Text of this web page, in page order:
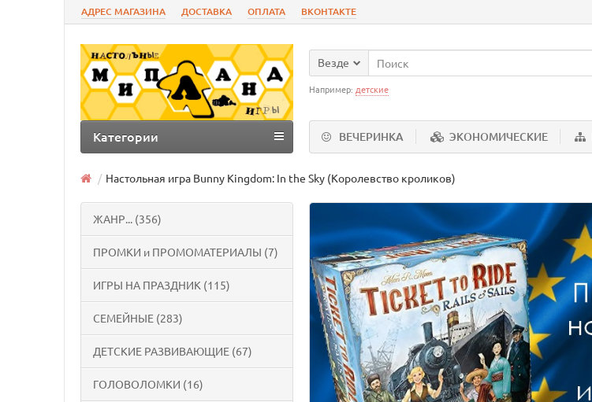
АДРЕС МАГАЗИНА ДОСТАВКА ОПЛАТА ВКОНТАКТЕ
Везде
Например: детские
ВЕЧЕРИНКА ЭКОНОМИЧЕСКИЕ
Категории
Настольная игра Bunny Kingdom: In the Sky (Королевство кроликов)
ЖАНР... (356)
ПРОМКИ и ПРОМОМАТЕРИАЛЫ (7)
ИГРЫ НА ПРАЗДНИК (115)
СЕМЕЙНЫЕ (283)
ДЕТСКИЕ РАЗВИВАЮЩИЕ (67)
ГОЛОВОЛОМКИ (16)